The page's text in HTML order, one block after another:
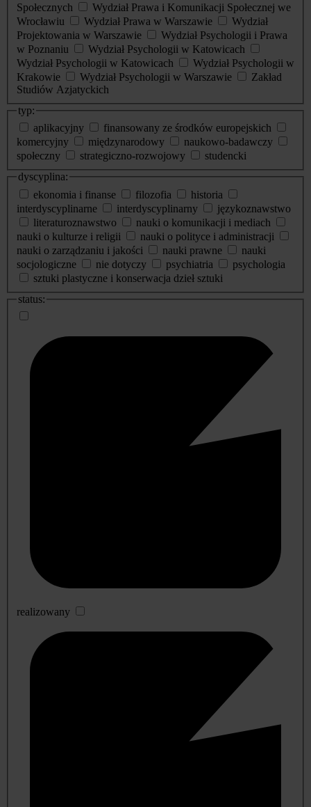
Społecznych
Wydział Prawa i Komunikacji Społecznej we
Wrocławiu
Wydział Prawa w Warszawie
Wydział
Projektowania w Warszawie
Wydział Psychologii i Prawa
w Poznaniu
Wydział Psychologii w Katowicach
Wydział Psychologii w Katowicach
Wydział Psychologii w
Krakowie
Wydział Psychologii w Warszawie
Zakład
Studiów Azjatyckich
typ:
aplikacyjny
finansowany ze środków europejskich
komercyjny
międzynarodowy
naukowo-badawczy
społeczny
strategiczno-rozwojowy
studencki
dyscyplina:
ekonomia i finanse
filozofia
historia
interdyscyplinarne
interdyscyplinarny
językoznawstwo
literaturoznawstwo
nauki o komunikacji i mediach
nauki o kulturze i religii
nauki o polityce i administracji
nauki o zarządzaniu i jakości
nauki prawne
nauki
socjologiczne
nie dotyczy psychiatria
psychologia
sztuki plastyczne i konserwacja dzieł sztuki
status:
realizowany